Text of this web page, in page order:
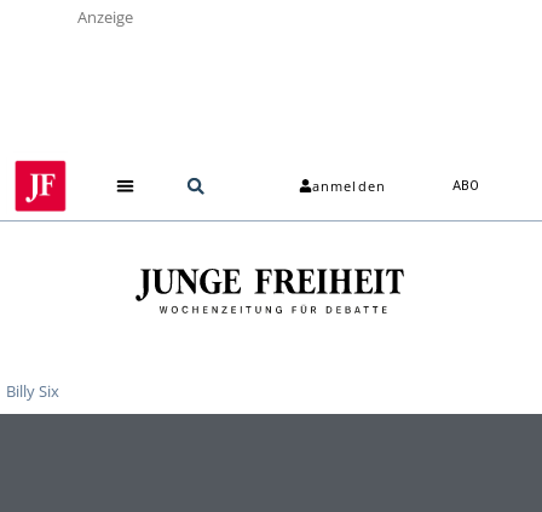
Anzeige
anmelden ABO
Billy Six